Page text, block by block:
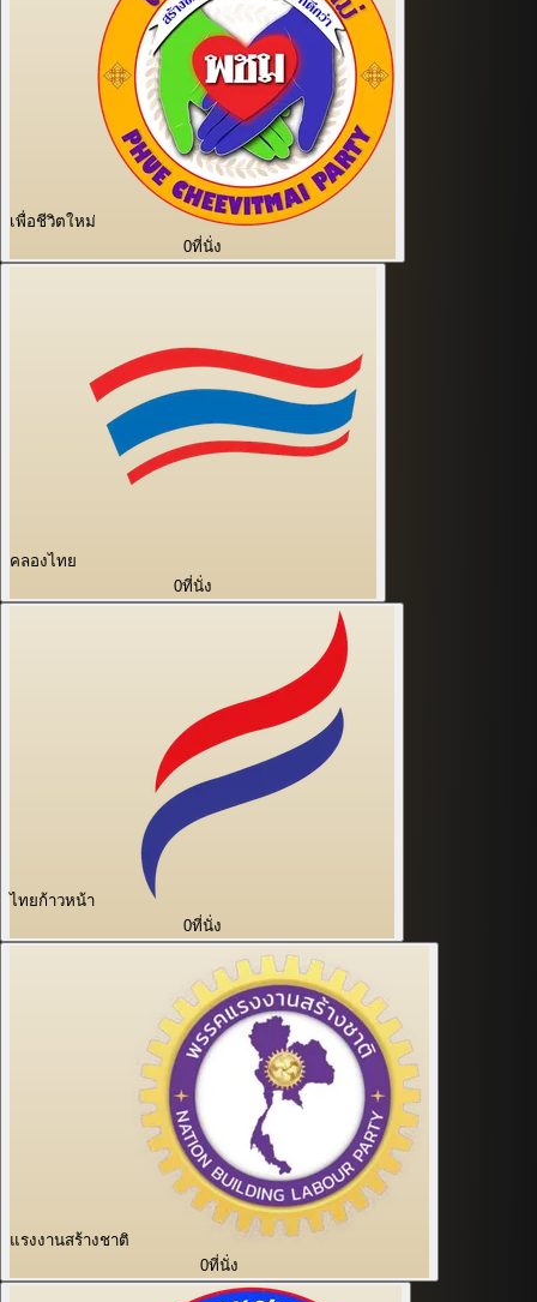
เพื่อชีวิตใหม่
0ที่นั่ง
คลองไทย
0ที่นั่ง
ไทยก้าวหน้า
0ที่นั่ง
แรงงานสร้างชาติ
0ที่นั่ง